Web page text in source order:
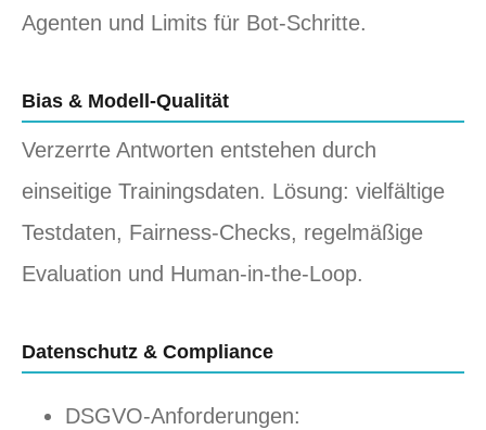
Agenten und Limits für Bot-Schritte.
Bias & Modell-Qualität
Verzerrte Antworten entstehen durch
einseitige Trainingsdaten. Lösung: vielfältige
Testdaten, Fairness-Checks, regelmäßige
Evaluation und Human-in-the-Loop.
Datenschutz & Compliance
DSGVO-Anforderungen: